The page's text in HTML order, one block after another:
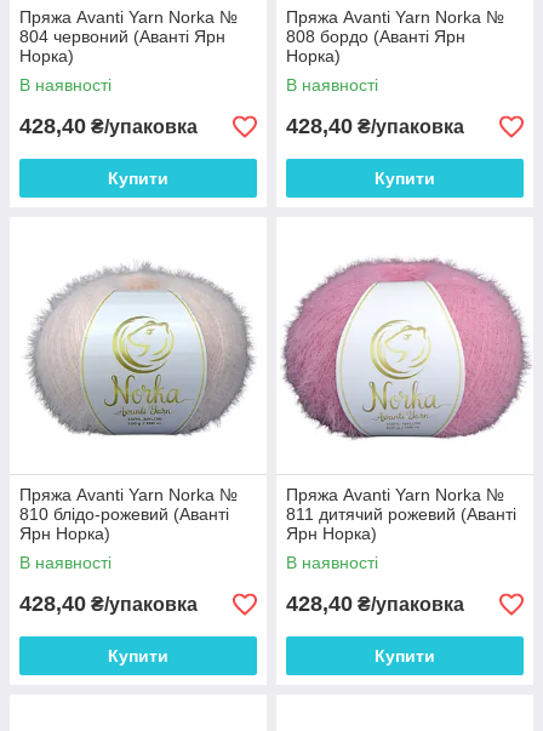
Пряжа Avanti Yarn Norka №
804 червоний (Аванті Ярн
Норка)
В наявності
428,40 ₴/упаковка
Купити
Пряжа Avanti Yarn Norka №
808 бордо (Аванті Ярн
Норка)
В наявності
428,40 ₴/упаковка
Купити
Пряжа Avanti Yarn Norka №
810 блідо-рожевий (Аванті
Ярн Норка)
В наявності
428,40 ₴/упаковка
Купити
Пряжа Avanti Yarn Norka №
811 дитячий рожевий (Аванті
Ярн Норка)
В наявності
428,40 ₴/упаковка
Купити